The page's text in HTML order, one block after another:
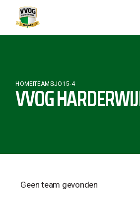
HOMETEAMSJO15-4
VVOG
Geen team gevonden